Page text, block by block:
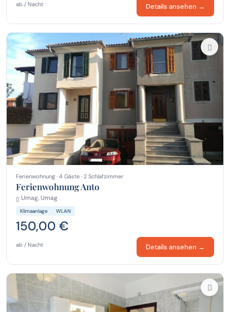
ab / Nacht Details ansehen →
Ferienwohnung · 4 Gäste · 2 Schlafzimmer
Ferienwohnung Anto
Umag, Umag
Klimaanlage WLAN
150,00 €
ab / Nacht Details ansehen →